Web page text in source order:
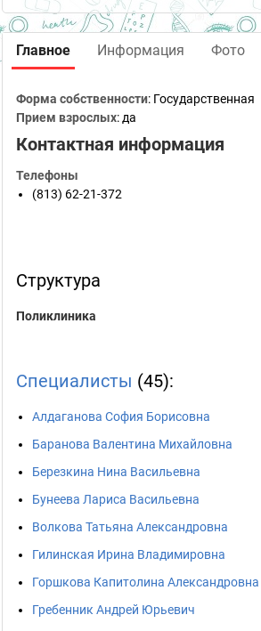
Главное Информация Фото
Форма собственности: Государственная
Прием взрослых: да
Контактная информация
Телефоны
(813) 62-21-372
Структура
Поликлиника
Специалисты (45):
Алдаганова София Борисовна
Баранова Валентина Михайловна
Березкина Нина Васильевна
Бунеева Лариса Васильевна
Волкова Татьяна Александровна
Гилинская Ирина Владимировна
Горшкова Капитолина Александровна
Гребенник Андрей Юрьевич